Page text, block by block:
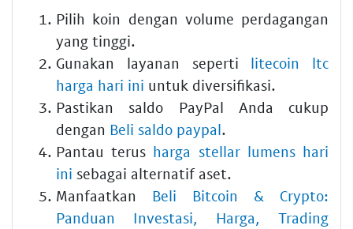
Pilih koin dengan volume perdagangan
yang tinggi.
Gunakan layanan seperti litecoin ltc
harga hari ini untuk diversifikasi.
Pastikan saldo PayPal Anda cukup
dengan Beli saldo paypal.
Pantau terus harga stellar lumens hari
ini sebagai alternatif aset.
Manfaatkan Beli Bitcoin & Crypto:
Panduan Investasi, Harga, Trading